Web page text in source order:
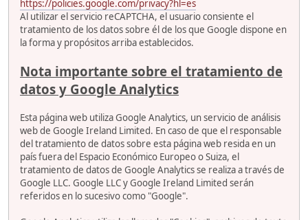
https://policies.google.com/privacy?hl=es
Al utilizar el servicio reCAPTCHA, el usuario consiente el
tratamiento de los datos sobre él de los que Google dispone en
la forma y propósitos arriba establecidos.
Nota importante sobre el tratamiento de
datos y Google Analytics
Esta página web utiliza Google Analytics, un servicio de análisis
web de Google Ireland Limited. En caso de que el responsable
del tratamiento de datos sobre esta página web resida en un
país fuera del Espacio Económico Europeo o Suiza, el
tratamiento de datos de Google Analytics se realiza a través de
Google LLC. Google LLC y Google Ireland Limited serán
referidos en lo sucesivo como "Google".